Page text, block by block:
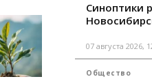
Синоптики
07 августа 2026,
Общество